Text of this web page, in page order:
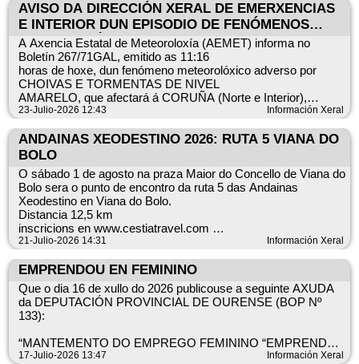
AVISO DA DIRECCIÓN XERAL DE EMERXENCIAS
E INTERIOR DUN EPISODIO DE FENÓMENOS
METEOROLÓXICOS ADVERSOS PARA GALICIA:
CHOIVA E TORMENTAS
A Axencia Estatal de Meteoroloxía (AEMET) informa no
Boletín 267/71GAL, emitido as 11:16
horas de hoxe, dun fenómeno meteorolóxico adverso por
CHOIVAS E TORMENTAS DE NIVEL
AMARELO, que afectará á CORUÑA (Norte e Interior),
LUGO, OURENSE (Noroeste, Montaña e
mediodía do día 24/07/2026 e ata a
primeira hora do día 25/07/2026. A precipitación acumulada
litros. Este fenómeno pode vir acompañado de saraiva e de
rachas moi fortes de vento.
Un aviso nivel amarelo por tormentas indica que na zona de
aviso afectada prevense tormentas
fortes. Dado o carácter destes fenómenos existe a
posibilidade de que poidan producirse
tormentas de intensidade superior de forma puntual.
23-Julio-2026 12:43 Información Xeral
ANDAINAS XEODESTINO 2026: RUTA 5 VIANA DO
BOLO
O sábado 1 de agosto na praza Maior do Concello de Viana do
Bolo sera o punto de encontro da ruta 5 das Andainas
Xeodestino en Viana do Bolo.
Distancia 12,5 km
inscricions en www.cestiatravel.com
Mais información 635482477
21-Julio-2026 14:31 Información Xeral
EMPRENDOU EN FEMININO
Que o dia 16 de xullo do 2026 publicouse a seguinte AXUDA
da DEPUTACIÓN PROVINCIAL DE OURENSE (BOP Nº
133):
“MANTEMENTO DO EMPREGO FEMININO “EMPRENDOU
EN FEMININO”, CONVOCATORIA PARA O ANO 2026”, que
17-Julio-2026 13:47 Información Xeral